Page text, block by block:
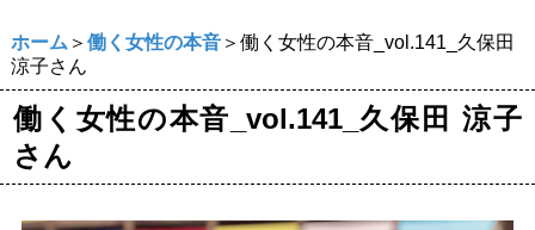
ホーム ＞ 働く女性の本音＞働く女性の本音_vol.141_久保田
涼子さん
働く女性の本音_vol.141_久保田 涼子
さん